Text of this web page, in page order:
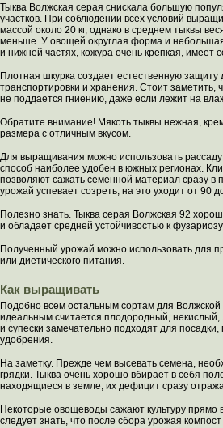
Тыква Волжская серая снискала большую
участков. При соблюдении всех условий
массой около 20 кг, однако в среднем тыквы
меньше. У овощей округлая форма и
и нижней частях, кожура очень крепкая, имеет
Плотная шкурка создает естественную защиту
транспортировки и хранения. Стоит заметить,
не поддается гниению, даже если лежит на
Обратите внимание! Мякоть тыквы нежная,
размера с отличным вкусом.
Для выращивания можно использовать
способ наиболее удобен в южных регионах.
позволяют сажать семенной материал сразу в
урожай успевает созреть, на это уходит от 90
Полезно знать. Тыква серая Волжская 92
и обладает средней устойчивостью к
Полученный урожай можно использовать для
или диетического питания.
Как выращивать
Подобно всем остальным сортам для
идеальным считается плодородный, некислый,
и супески замечательно подходят для
удобрения.
На заметку. Прежде чем высевать семена,
грядки. Тыква очень хорошо вбирает в себя
находящиеся в земле, их дефицит сразу
Некоторые овощеводы сажают культуру прямо
следует знать, что после сбора урожая